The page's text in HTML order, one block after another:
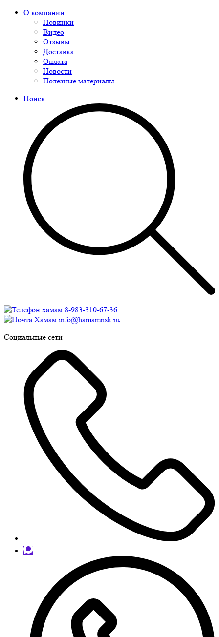
О компании
Новинки
Видео
Отзывы
Доставка
Оплата
Новости
Полезные материалы
Поиск
8-983-310-67-36
info@hamamnsk.ru
Социальные сети